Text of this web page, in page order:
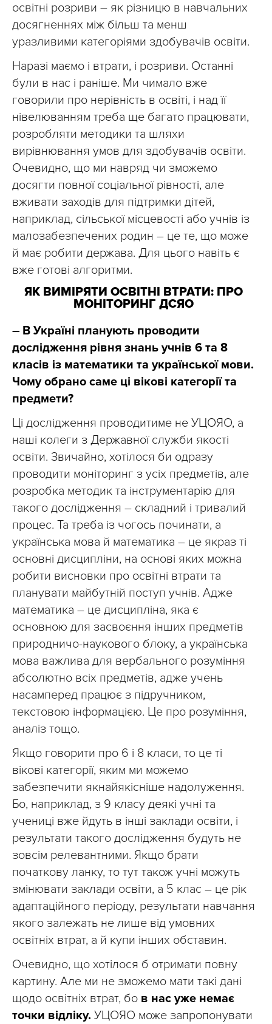
освітні розриви – як різницю в навчальних
досягненнях між більш та менш
уразливими категоріями здобувачів освіти.
Наразі маємо і втрати, і розриви. Останні
були в нас і раніше. Ми чимало вже
говорили про нерівність в освіті, і над її
нівелюванням треба ще багато працювати,
розробляти методики та шляхи
вирівнювання умов для здобувачів освіти.
Очевидно, що ми навряд чи зможемо
досягти повної соціальної рівності, але
вживати заходів для підтримки дітей,
наприклад, сільської місцевості або учнів із
малозабезпечених родин – це те, що може
й має робити держава. Для цього навіть є
вже готові алгоритми.
ЯК ВИМІРЯТИ ОСВІТНІ ВТРАТИ: ПРО
МОНІТОРИНГ ДСЯО
– В Україні планують проводити
дослідження рівня знань учнів 6 та 8
класів із математики та української мови.
Чому обрано саме ці вікові категорії та
предмети?
Ці дослідження проводитиме не УЦОЯО, а
наші колеги з Державної служби якості
освіти. Звичайно, хотілося би одразу
проводити моніторинг з усіх предметів, але
розробка методик та інструментарію для
такого дослідження – складний і тривалий
процес. Та треба із чогось починати, а
українська мова й математика – це якраз ті
основні дисципліни, на основі яких можна
робити висновки про освітні втрати та
планувати майбутній поступ учнів. Адже
математика – це дисципліна, яка є
основною для засвоєння інших предметів
природничо-наукового блоку, а українська
мова важлива для вербального розуміння
абсолютно всіх предметів, адже учень
насамперед працює з підручником,
текстовою інформацією. Це про розуміння,
аналіз тощо.
Якщо говорити про 6 і 8 класи, то це ті
вікові категорії, яким ми можемо
забезпечити якнайякісніше надолуження.
Бо, наприклад, з 9 класу деякі учні та
учениці вже йдуть в інші заклади освіти, і
результати такого дослідження будуть не
зовсім релевантними. Якщо брати
початкову ланку, то тут також учні можуть
змінювати заклади освіти, а 5 клас – це рік
адаптаційного періоду, результати навчання
якого залежать не лише від умовних
освітніх втрат, а й купи інших обставин.
Очевидно, що хотілося б отримати повну
картину. Але ми не зможемо мати такі дані
щодо освітніх втрат, бо в нас уже немає
точки відліку. УЦОЯО може запропонувати